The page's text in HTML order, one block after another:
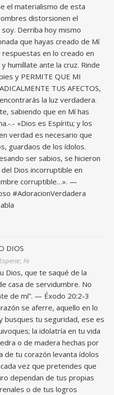
el materialismo de esta
distorsionen el
Derriba hoy mismo
que hayas creado de Mí
en lo creado en
humíllate ante la cruz. Rinde
y PERMITE QUE MI
TUS AFECTOS,
la luz verdadera.
sabiendo que en Mí has
.- «Dios es Espíritu; y los
verdad es necesario que
guardaos de los ídolos.
ser sabios, se hicieron
Dios incorruptible en
corruptible…». —
#AdoracionVerdadera
DIOS
Fe
Dios, que te saqué de la
casa de servidumbre. No
de mí”. — Éxodo 20:2-3
se aferre, aquello en lo
busques tu seguridad, ese es
la idolatría en tu vida
o de madera hechas por
de tu corazón levanta ídolos
vez que pretendes que
dependan de tus propias
o de tus logros